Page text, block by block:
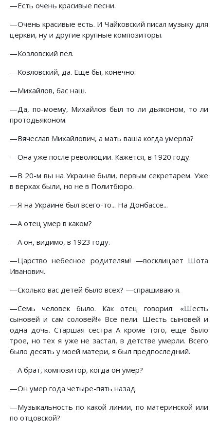
—Есть очень красивые песни.
—Очень красивые есть. И Чайковский писал музыку для
церкви, ну и другие крупные композиторы.
—Козловский пел.
—Козловский, да. Еще бы, конечно.
—Михайлов, бас наш.
—Да, по-моему, Михайлов был то ли дьяконом, то ли
протодьяконом.
—Вячеслав Михайлович, а мать ваша когда умерла?
—Она уже после революции. Кажется, в 1920 году.
—В 20-м вы на Украине были, первым секретарем. Уже
в верхах были, но не в Политбюро.
—Я на Украине был всего-то... На Донбассе...
—А отец умер в каком?
—А он, видимо, в 1923 году.
—Царство небесное родителям! —восклицает Шота
Иванович.
—Сколько вас детей было всех? —спрашиваю я.
—Семь человек было. Как отец говорил: «Шесть
сыновей и сам соловей!» Все пели. Шесть сыновей и
одна дочь. Старшая сестра А кроме того, еще было
трое, но тех я уже не застал, в детстве умерли. Всего
было десять у моей матери, я был предпоследний.
—А брат, композитор, когда он умер?
—Он умер года четыре-пять назад.
—Музыкальность по какой линии, по материнской или
по отцовской?